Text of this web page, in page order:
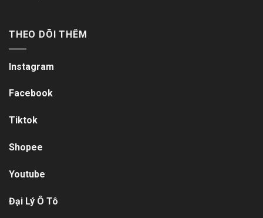
THEO DÕI THÊM
Instagram
Facebook
Tiktok
Shopee
Youtube
Đại Lý Ô Tô